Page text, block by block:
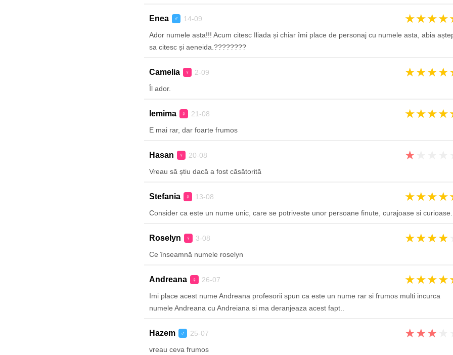
Enea ♂ 14-09 ★★★★
Ador numele asta!!! Acum citesc Iliada și chiar îmi place de personaj cu numele asta, abia
sa citesc și aeneida.????????
Camelia ♀ 2-09 ★★★★
Îl ador.
Iemima ♀ 21-08 ★★★★
E mai rar, dar foarte frumos
Hasan ♀ 20-08 ★
Vreau să știu dacă a fost căsătorită
Stefania ♀ 13-08 ★★★★
Consider ca este un nume unic, care se potriveste unor persoane finute, curajoase si curioase.
Roselyn ♀ 3-08 ★★★★
Ce înseamnă numele roselyn
Andreana ♀ 26-07 ★★★★
Imi place acest nume Andreana profesorii spun ca este un nume rar si frumos multi incurca
numele Andreana cu Andreiana si ma deranjeaza acest fapt..
Hazem ♂ 25-07 ★★★
vreau ceva frumos